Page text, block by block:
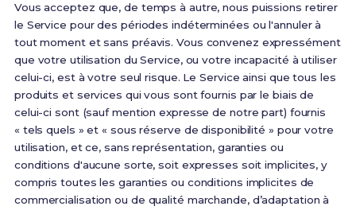
Vous acceptez que, de temps à autre, nous puissions retirer
le Service pour des périodes indéterminées ou l'annuler à
tout moment et sans préavis. Vous convenez expressément
que votre utilisation du Service, ou votre incapacité à utiliser
celui-ci, est à votre seul risque. Le Service ainsi que tous les
produits et services qui vous sont fournis par le biais de
celui-ci sont (sauf mention expresse de notre part) fournis
« tels quels » et « sous réserve de disponibilité » pour votre
utilisation, et ce, sans représentation, garanties ou
conditions d'aucune sorte, soit expresses soit implicites, y
compris toutes les garanties ou conditions implicites de
commercialisation ou de qualité marchande, d’adaptation à